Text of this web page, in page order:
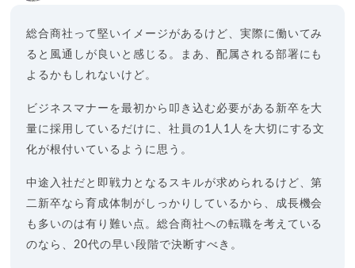
総合商社って堅いイメージがあるけど、実際に働いてみ
ると風通しが良いと感じる。まあ、配属される部署にも
よるかもしれないけど。
ビジネスマナーを最初から叩き込む必要がある新卒を大
量に採用しているだけに、社員の1人1人を大切にする文
化が根付いているように思う。
中途入社だと即戦力となるスキルが求められるけど、第
二新卒なら育成体制がしっかりしているから、成長機会
も多いのは有り難い点。総合商社への転職を考えている
のなら、20代の早い段階で決断すべき。